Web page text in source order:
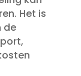
Het is
de